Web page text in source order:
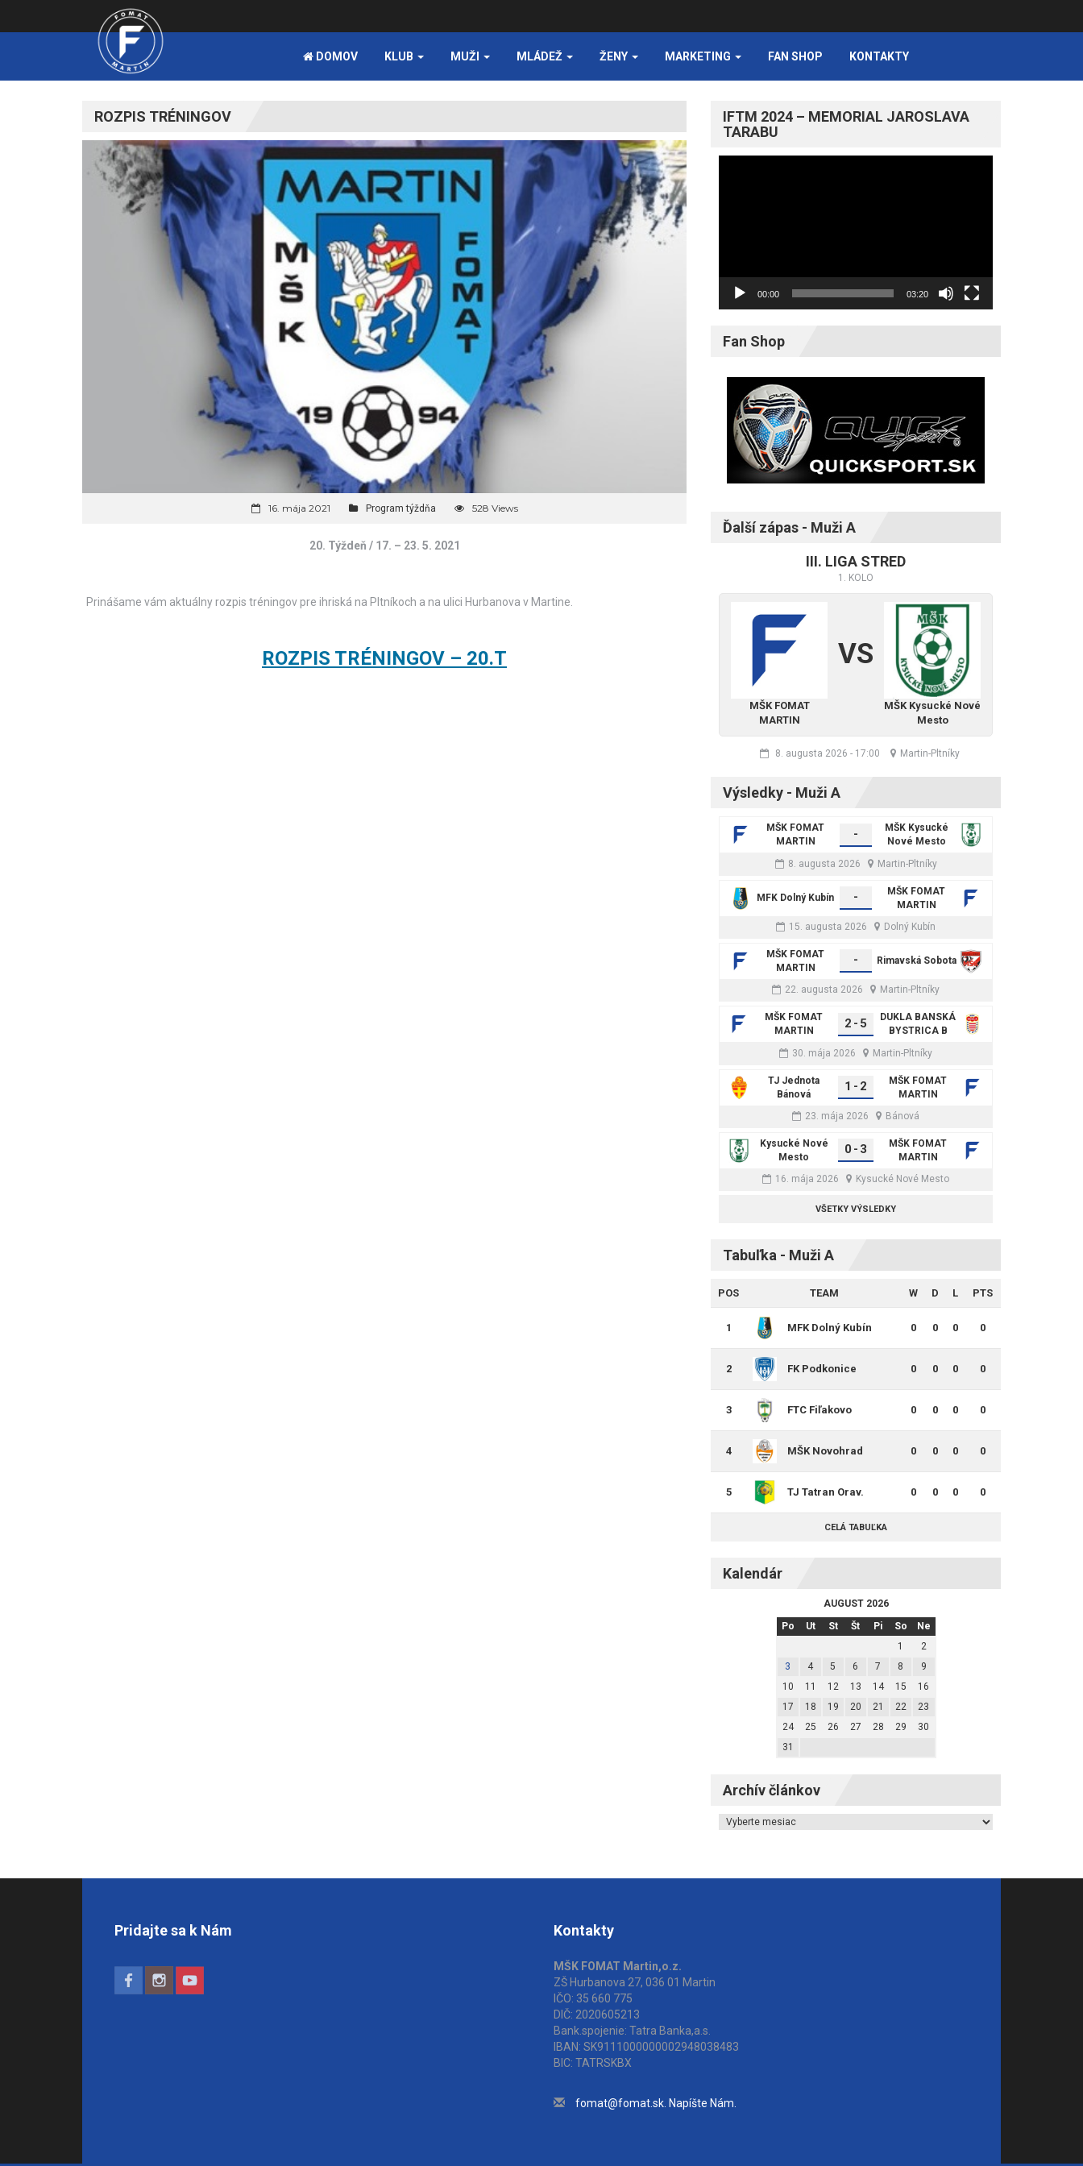
DOMOV KLUB MUŽI MLÁDEŽ ŽENY MARKETING FAN SHOP KONTAKTY
ROZPIS TRÉNINGOV
16. mája 2021 Program týždňa 528 Views
20. Týždeň / 17. – 23. 5. 2021
Prinášame vám aktuálny rozpis tréningov pre ihriská na Pltníkoch a na ulici Hurbanova v Martine.
ROZPIS TRÉNINGOV – 20.T
IFTM 2024 – MEMORIAL JAROSLAVA
TARABU
00:00 03:20
Fan Shop
Ďalší zápas - Muži A
III. LIGA STRED
1. KOLO
MŠK FOMAT
MARTIN
VS
MŠK Kysucké Nové
Mesto
8. augusta 2026 - 17:00 Martin-Pltníky
Výsledky - Muži A
MŠK FOMAT
MARTIN
-
MŠK Kysucké
Nové Mesto
8. augusta 2026
Martin-Pltníky
MFK Dolný Kubín -
MŠK FOMAT
MARTIN
15. augusta 2026
Dolný Kubín
MŠK FOMAT
MARTIN
- Rimavská Sobota
22. augusta 2026 Martin-Pltníky
MŠK FOMAT
MARTIN
2 - 5
DUKLA BANSKÁ
BYSTRICA B
30. mája 2026
Martin-Pltníky
TJ Jednota
Bánová
1 - 2
MŠK FOMAT
MARTIN
23. mája 2026
Bánová
Kysucké Nové
Mesto
0 - 3
MŠK FOMAT
MARTIN
16. mája 2026
Kysucké Nové Mesto
VŠETKY VÝSLEDKY
Tabuľka - Muži A
POS TEAM W D L PTS
1 MFK Dolný Kubín 0 0 0 0
2 FK Podkonice 0 0 0 0
3 FTC Fiľakovo 0 0 0 0
4
MŠK Novohrad
Lučenec
0 0 0 0
5
TJ Tatran Orav.
Veselé
0 0 0 0
CELÁ TABUĽKA
Kalendár
AUGUST 2026
Po
Ut St Št Pi So
Ne
1
2
3
4 5 6 7 8
9
10
11 12 13 14 15
16
17
18 19 20 21 22
23
24
25 26 27 28 29
30
31
Archív článkov
Archív článkov
Pridajte sa k Nám Kontakty
MŠK FOMAT Martin,o.z.
ZŠ Hurbanova 27, 036 01 Martin
IČO: 35 660 775
DIČ: 2020605213
Bank.spojenie: Tatra Banka,a.s.
IBAN: SK9111000000002948038483
BIC: TATRSKBX
fomat@fomat.sk. Napíšte Nám.